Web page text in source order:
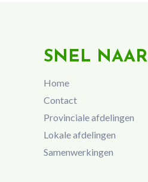
SNEL NAAR
Home
Contact
Provinciale afdelingen
Lokale afdelingen
Samenwerkingen